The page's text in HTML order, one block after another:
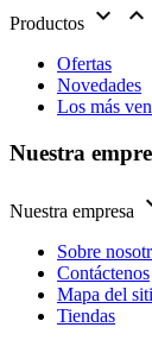
Productos  
Ofertas
Novedades
Los más
Nuestra
Nuestra empresa
Sobre
Contáctenos
Mapa del
Tiendas